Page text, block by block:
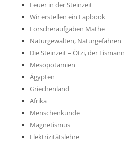
Feuer in der Steinzeit
Wir erstellen ein Lapbook
Forscheraufgaben Mathe
Naturgewalten, Naturgefahren
Die Steinzeit – Ötzi, der Eismann
Mesopotamien
Ägypten
Griechenland
Afrika
Menschenkunde
Magnetismus
Elektrizitätslehre